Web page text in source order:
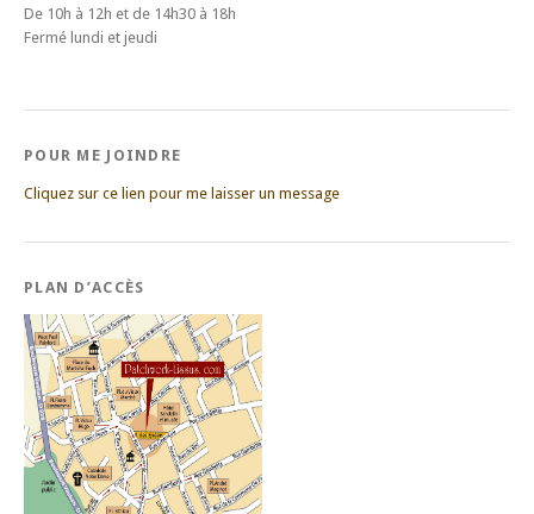
De 10h à 12h et de 14h30 à 18h
Fermé lundi et jeudi
POUR ME JOINDRE
Cliquez sur ce lien pour me laisser un message
PLAN D’ACCÈS